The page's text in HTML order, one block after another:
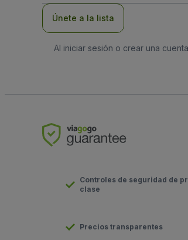
Únete a la lista
Al iniciar sesión o crear una
Controles de seguridad de
clase
Precios transparentes